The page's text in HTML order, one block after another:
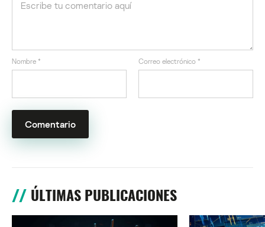
Nombre * Correo electrónico *
ÚLTIMAS PUBLICACIONES